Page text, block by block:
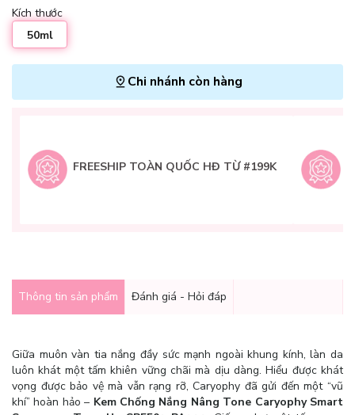
Kích thước
50ml
Chi nhánh còn hàng
FREESHIP TOÀN QUỐC HĐ TỪ #199K
Thông tin sản phẩm Đánh giá - Hỏi đáp
Giữa muôn vàn tia nắng đầy sức mạnh ngoài khung kính, làn da
luôn khát một tấm khiên vững chãi mà dịu dàng. Hiểu được khát
vọng được bảo vệ mà vẫn rạng rỡ, Caryophy đã gửi đến một “vũ
khí” hoàn hảo – Kem Chống Nắng Nâng Tone Caryophy Smart